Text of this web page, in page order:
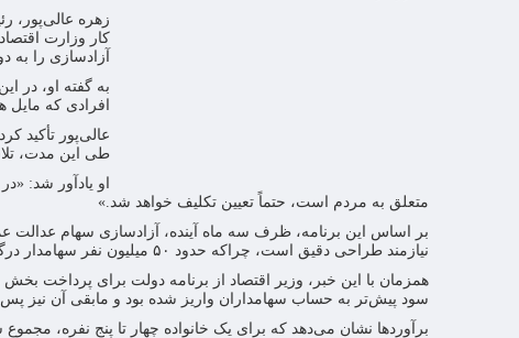
زهره عالی‌پور،
کار وزارت
آزادسازی را به
به گفته او، در
افرادی که
عالی‌پور تأکید
طی این مدت،
او یادآور شد:
متعلق به مردم است، حتماً تعیین تکلیف خواهد شد.»
بر اساس این برنامه، ظرف سه ماه آینده، آزادسازی سهام عدالت
نیازمند طراحی دقیق است، چراکه حدود ۵۰ میلیون نفر سهامدار درگیر این فرآیند هستند.
سود پیش‌تر به حساب سهامداران واریز شده بود و مابقی آن نیز پس
برآوردها نشان می‌دهد که برای یک خانواده چهار تا پنج نفره، مجموع سود سال ۱۴۰۲ می‌تواند به حدود ۱۰